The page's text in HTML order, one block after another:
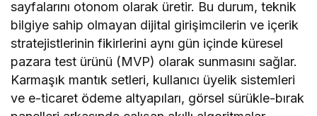
sayfalarını otonom olarak üretir. Bu durum, teknik
bilgiye sahip olmayan dijital girişimcilerin ve içerik
stratejistlerinin fikirlerini aynı gün içinde küresel
pazara test ürünü (MVP) olarak sunmasını sağlar.
Karmaşık mantık setleri, kullanıcı üyelik sistemleri
ve e-ticaret ödeme altyapıları, görsel sürükle-bırak